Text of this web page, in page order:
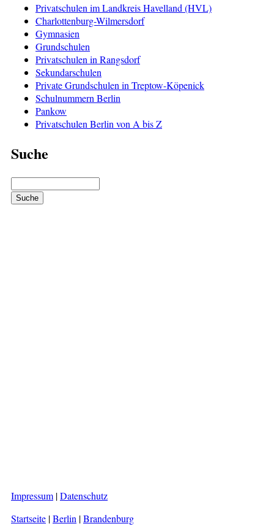
Privatschulen im Landkreis Havelland (HVL)
Charlottenburg-Wilmersdorf
Gymnasien
Grundschulen
Privatschulen in Rangsdorf
Sekundarschulen
Private Grundschulen in Treptow-Köpenick
Schulnummern Berlin
Pankow
Privatschulen Berlin von A bis Z
Suche
Impressum |Datenschutz
Startseite |Berlin |Brandenburg